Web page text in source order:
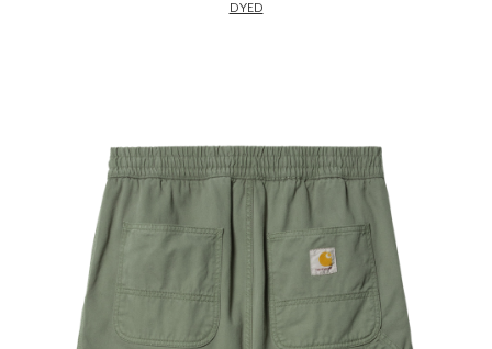
ACCESSOIRES
SKATEBOARD
HOMEWARE
DYED